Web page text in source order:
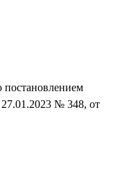
№ 348, от